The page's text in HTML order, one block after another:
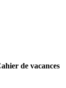
de vacances